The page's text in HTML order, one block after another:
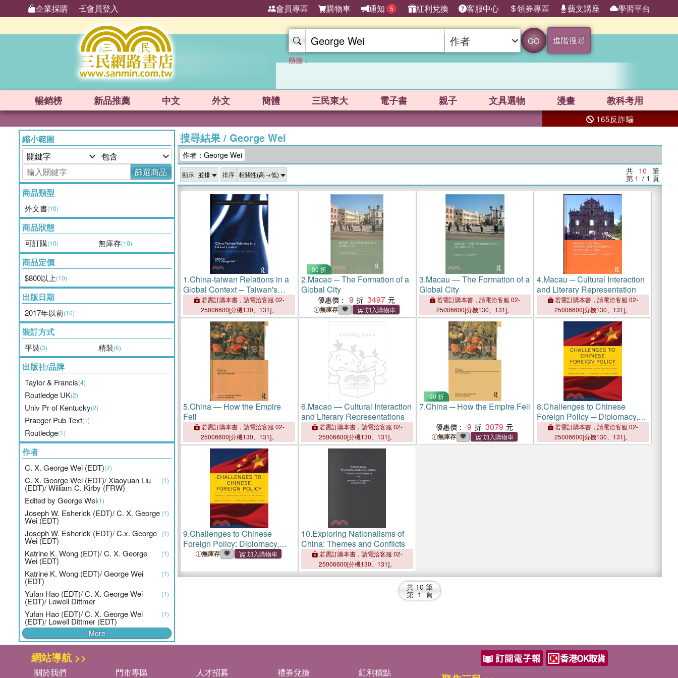
企業採購 會員登入 會員專區 購物車 通知 5 紅利兌換 客服中心 領券專區 藝文講座 學習平台
GO 進階搜尋
熱搜：
暢銷榜 新品推薦 中文 外文 簡體 三民東大 電子書 親子 文具選物 漫畫 教科考用
165反詐騙
縮小範圍
篩選商品
商品類型
外文書(10)
商品狀態
可訂購(10) 無庫存(10)
商品定價
$800以上(10)
出版日期
2017年以前(10)
裝訂方式
平裝(3) 精裝(6)
出版社/品牌
Taylor & Francis(4)
Routledge UK(2)
Univ Pr of Kentucky(2)
Praeger Pub Text(1)
Routledge(1)
作者
C. X. George Wei (EDT)(2)
C. X. George Wei (EDT)/ Xiaoyuan Liu
(EDT)/ William C. Kirby (FRW)
(1)
Edited by George Wei(1)
Joseph W. Esherick (EDT)/ C. X. George
Wei (EDT)
(1)
Joseph W. Esherick (EDT)/ C.x. George
Wei (EDT)
(1)
Katrine K. Wong (EDT)/ C. X. George
Wei (EDT)
(1)
Katrine K. Wong (EDT)/ George Wei
(EDT)
(1)
Yufan Hao (EDT)/ C. X. George Wei
(EDT)/ Lowell Dittmer
(1)
Yufan Hao (EDT)/ C. X. George Wei
(EDT)/ Lowell Dittmer (EDT)
(1)
More
搜尋結果/ George Wei
作者：George Wei
顯示 排序 共 10 筆
第 1 / 1 頁
1.China-taiwan Relations in a
Global Context ─ Taiwan's
Foriegn Policy and Relations
若需訂購本書，請電洽客服 02-
25006600[分機130、131]。
90 折
2.Macao ─ The Formation of a
Global City
優惠價： 9 3497
無庫存
3.Macau ― The Formation of a
Global City
若需訂購本書，請電洽客服 02-
25006600[分機130、131]。
4.Macau ─ Cultural Interaction
and Literary Representation
若需訂購本書，請電洽客服 02-
25006600[分機130、131]。
5.China ― How the Empire
Fell
若需訂購本書，請電洽客服 02-
25006600[分機130、131]。
6.Macao ― Cultural Interaction
and Literary Representations
若需訂購本書，請電洽客服 02-
25006600[分機130、131]。
90 折
7.China ─ How the Empire Fell
優惠價： 9 3079
無庫存
8.Challenges to Chinese
Foreign Policy ─ Diplomacy,
Globalization, and the Next
World Power
若需訂購本書，請電洽客服 02-
25006600[分機130、131]。
9.Challenges to Chinese
Foreign Policy: Diplomacy,
Globalization, and the Next
無庫存
10.Exploring Nationalisms of
China: Themes and Conflicts
若需訂購本書，請電洽客服 02-
25006600[分機130、131]。
共 10 筆
第 1 頁
網站導航 >>
關於我們 門市專區 人才招募 禮券兌換
紅利積點